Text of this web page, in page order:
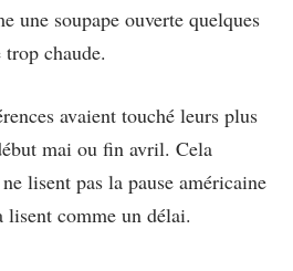
une soupape ouverte quelques
chaude.
avaient touché leurs plus
mai ou fin avril. Cela
lisent pas la pause américaine
comme un délai.